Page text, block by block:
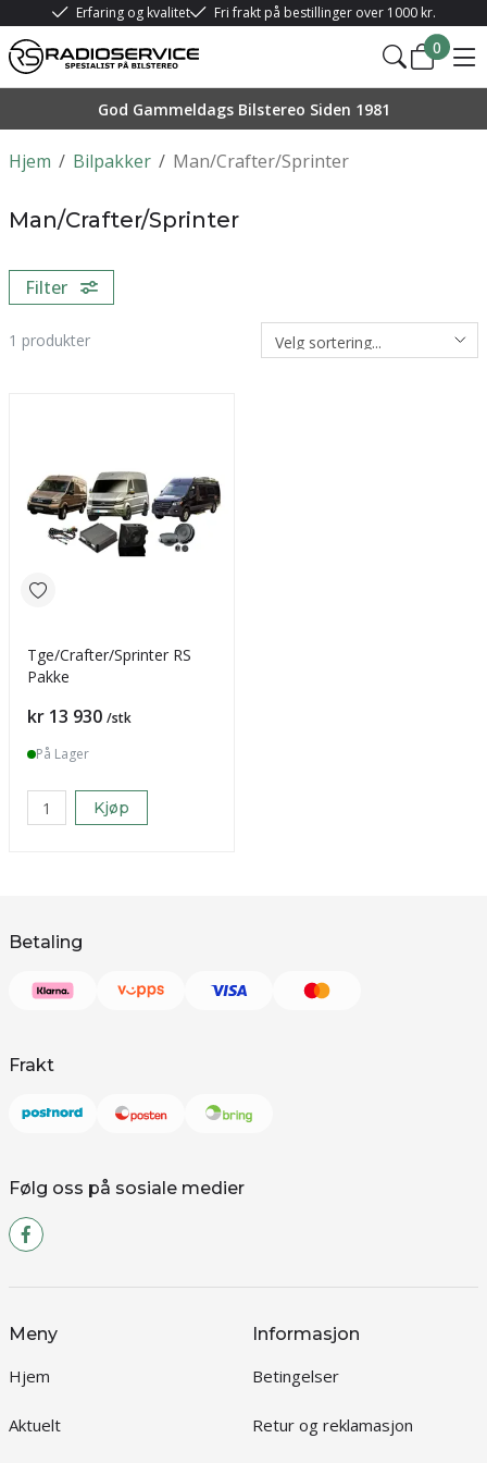
Erfaring og kvalitet Fri frakt på bestillinger over 1000 kr.
0
God Gammeldags Bilstereo Siden 1981
/
Hjem /
Bilpakker Man/Crafter/Sprinter
Man/Crafter/Sprinter
Filter
1 produkter
Tge/Crafter/Sprinter RS
Pakke
Pris
kr 13 930 /stk
På Lager
Kjøp
Betaling
Frakt
Følg oss på sosiale medier
Meny
Hjem
Aktuelt
Informasjon
Betingelser
Retur og reklamasjon